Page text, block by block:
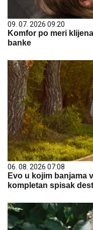
09. 07. 2026 09:20
Komfor po meri
banke
06. 08. 2026 07:08
Evo u kojim banjama
kompletan spisak